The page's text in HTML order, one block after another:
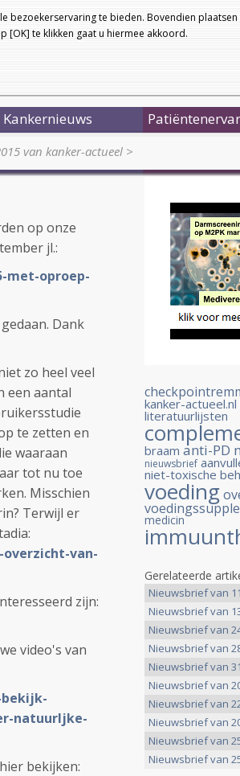
bezoekerservaring te bieden. Bovendien
[OK] te klikken gaat u hiermee akkoord.
Startpagina
Kankernieuws
van kanker-actueel >
op onze
jl.:
met-oproep-
Dank
zo heel veel
een aantal
te zetten en
waaraan
tot nu toe
Misschien
Terwijl er
van-
zijn:
video's van
natuurljke-
bekijken:
kanker-actueel.nl
literatuurlijsten
braam anti-PD
nieuwsbrief
niet-toxische
voeding
medicin
Gerelateerde
Nieuwsbrief van
Nieuwsbrief van
Nieuwsbrief van
Nieuwsbrief van
Nieuwsbrief van
Nieuwsbrief van
Nieuwsbrief van
Nieuwsbrief van
Nieuwsbrief van
Nieuwsbrief van